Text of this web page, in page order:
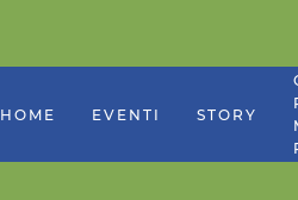
HOME EVENTI STORY